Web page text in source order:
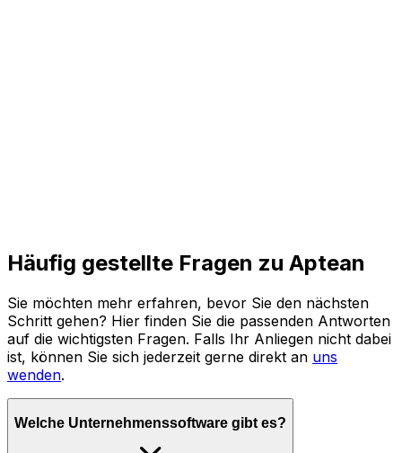
Häufig gestellte Fragen zu Aptean
Sie möchten mehr erfahren, bevor Sie den nächsten
Schritt gehen? Hier finden Sie die passenden Antworten
auf die wichtigsten Fragen. Falls Ihr Anliegen nicht dabei
ist, können Sie sich jederzeit gerne direkt an uns
wenden.
Welche Unternehmenssoftware gibt es?